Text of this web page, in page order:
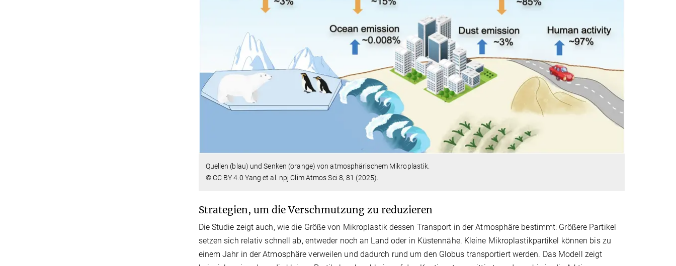
Quellen (blau) und Senken (orange) von atmosphärischem Mikroplastik.
© CC BY 4.0 Yang et al. npj Clim Atmos Sci 8, 81 (2025).
Strategien, um die Verschmutzung zu reduzieren
Die Studie zeigt auch, wie die Größe von Mikroplastik dessen Transport in der Atmosphäre bestimmt: Größere Partikel
setzen sich relativ schnell ab, entweder noch an Land oder in Küstennähe. Kleine Mikroplastikpartikel können bis zu
einem Jahr in der Atmosphäre verweilen und dadurch rund um den Globus transportiert werden. Das Modell zeigt